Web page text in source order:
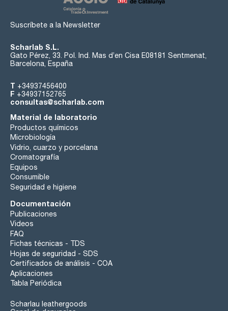
Suscríbete a la Newsletter
Scharlab S.L.
Gato Pérez, 33. Pol. Ind. Mas d’en Cisa E08181 Sentmenat,
Barcelona, España
T +34937456400
F +34937152765
consultas@scharlab.com
Material de laboratorio
Productos químicos
Microbiología
Vidrio, cuarzo y porcelana
Cromatografía
Equipos
Consumible
Seguridad e higiene
Documentación
Publicaciones
Videos
FAQ
Fichas técnicas - TDS
Hojas de seguridad - SDS
Certificados de análisis - COA
Aplicaciones
Tabla Periódica
Scharlau leathergoods